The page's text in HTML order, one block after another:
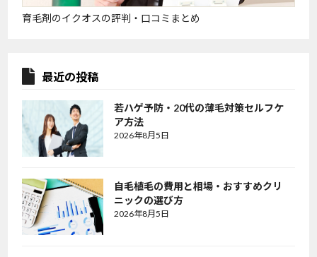
育毛剤のイクオスの評判・口コミまとめ
最近の投稿
若ハゲ予防・20代の薄毛対策セルフケ
ア方法
2026年8月5日
自毛植毛の費用と相場・おすすめクリ
ニックの選び方
2026年8月5日